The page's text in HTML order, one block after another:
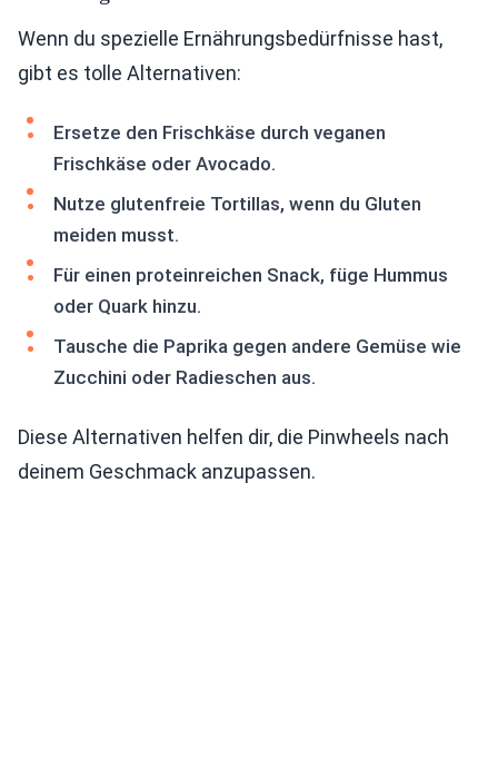
Wenn du spezielle Ernährungsbedürfnisse hast,
gibt es tolle Alternativen:
Ersetze den Frischkäse durch veganen
Frischkäse oder Avocado.
Nutze glutenfreie Tortillas, wenn du Gluten
meiden musst.
Für einen proteinreichen Snack, füge Hummus
oder Quark hinzu.
Tausche die Paprika gegen andere Gemüse wie
Zucchini oder Radieschen aus.
Diese Alternativen helfen dir, die Pinwheels nach
deinem Geschmack anzupassen.